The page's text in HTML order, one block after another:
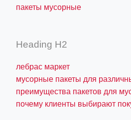
пакеты мусорные
Heading H2
лебрас маркет
мусорные пакеты для
преимущества пакетов для
почему клиенты выбирают